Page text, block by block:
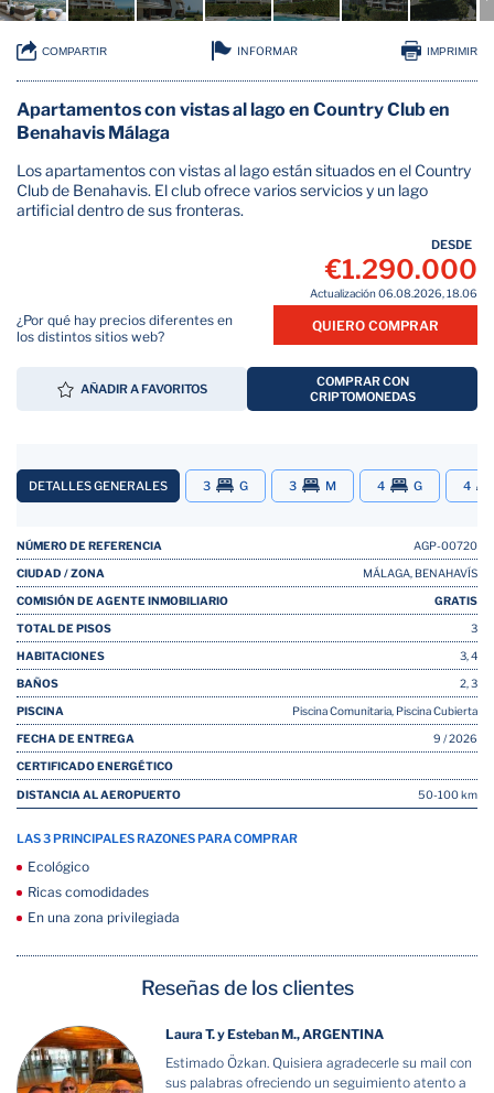
COMPARTIR INFORMAR IMPRIMIR
Apartamentos con vistas al lago en Country Club en
Benahavis Málaga
Los apartamentos con vistas al lago están situados en el Country
Club de Benahavis. El club ofrece varios servicios y un lago
artificial dentro de sus fronteras.
¿Por qué hay precios diferentes en
los distintos sitios web?
DESDE
€1.290.000
Actualización 06.08.2026, 18.06
QUIERO COMPRAR
AÑADIR A FAVORITOS
COMPRAR CON
CRIPTOMONEDAS
DETALLES GENERALES 3 G 3 M 4 G 4
NÚMERO DE REFERENCIA AGP-00720
CIUDAD / ZONA MÁLAGA, BENAHAVÍS
COMISIÓN DE AGENTE INMOBILIARIO GRATIS
TOTAL DE PISOS 3
HABITACIONES 3, 4
BAÑOS 2, 3
PISCINA Piscina Comunitaria, Piscina Cubierta
FECHA DE ENTREGA 9 / 2026
CERTIFICADO ENERGÉTICO
DISTANCIA AL AEROPUERTO 50-100 km
LAS 3 PRINCIPALES RAZONES PARA COMPRAR
Ecológico
Ricas comodidades
En una zona privilegiada
Reseñas de los clientes
Laura T. y Esteban M., ARGENTINA
Estimado Özkan. Quisiera agradecerle su mail con
sus palabras ofreciendo un seguimiento atento a